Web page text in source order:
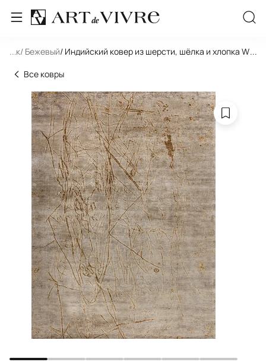
... / Бежевый/ Индийский ковер из шерсти, шёлка и хлопка WEST
...
Все ковры